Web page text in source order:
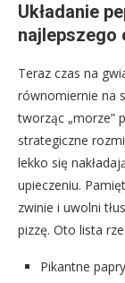
Układanie
najlepszego
Teraz czas na
równomiernie na
tworząc „morze”
strategiczne
lekko się
upieczeniu.
zwinie i uwolni
pizzę. Oto lista
Pikantne